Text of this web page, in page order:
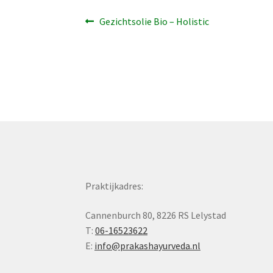
Bericht
Vorig
Gezichtsolie Bio – Holistic
Praktijkadres:
Cannenburch 80, 8226 RS Lelystad
T:06-16523622
E: info@prakashayurveda.nl